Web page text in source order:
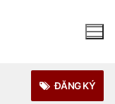
ĐĂNG KÝ